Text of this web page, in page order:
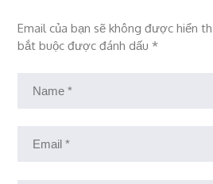
Email của bạn sẽ không được hiển
bắt buộc được đánh dấu*